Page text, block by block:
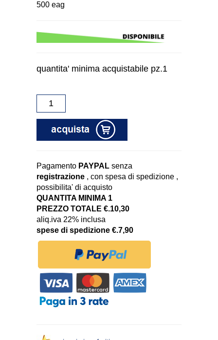
500 eag
quantita' minima acquistabile pz.1
Pagamento PAYPAL senza
registrazione , con spesa di spedizione ,
possibilita' di acquisto
QUANTITA MINIMA 1
PREZZO TOTALE €.10,30
aliq.iva 22% inclusa
spese di spedizione €.7,90